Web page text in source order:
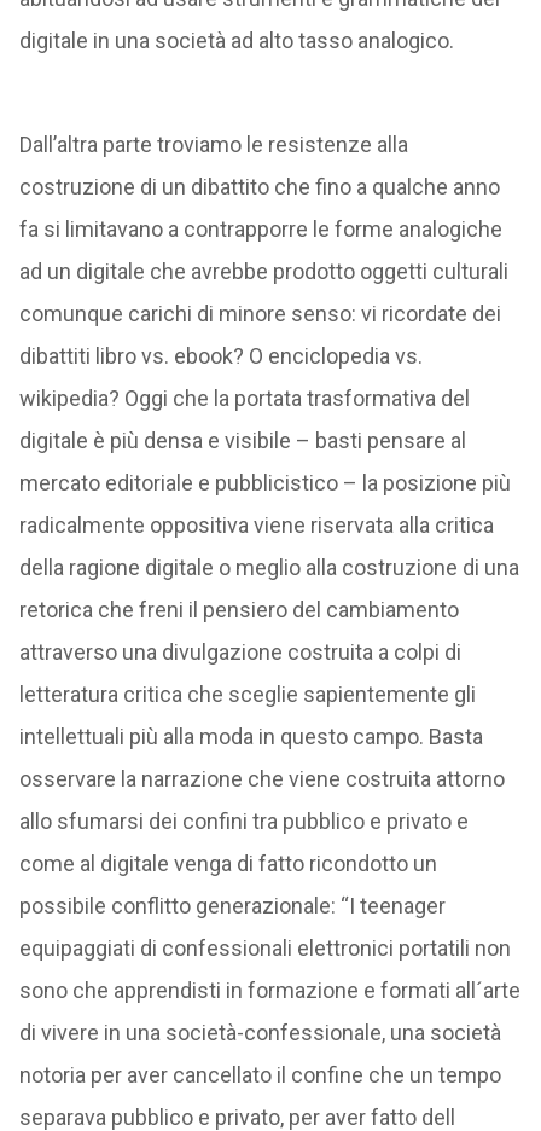
digitale in una società ad alto tasso analogico.
Dall’altra parte troviamo le resistenze alla
costruzione di un dibattito che fino a qualche anno
fa si limitavano a contrapporre le forme analogiche
ad un digitale che avrebbe prodotto oggetti culturali
comunque carichi di minore senso: vi ricordate dei
dibattiti libro vs. ebook? O enciclopedia vs.
wikipedia? Oggi che la portata trasformativa del
digitale è più densa e visibile – basti pensare al
mercato editoriale e pubblicistico – la posizione più
radicalmente oppositiva viene riservata alla critica
della ragione digitale o meglio alla costruzione di una
retorica che freni il pensiero del cambiamento
attraverso una divulgazione costruita a colpi di
letteratura critica che sceglie sapientemente gli
intellettuali più alla moda in questo campo. Basta
osservare la narrazione che viene costruita attorno
allo sfumarsi dei confini tra pubblico e privato e
come al digitale venga di fatto ricondotto un
possibile conflitto generazionale: “I teenager
equipaggiati di confessionali elettronici portatili non
sono che apprendisti in formazione e formati all´arte
di vivere in una società-confessionale, una società
notoria per aver cancellato il confine che un tempo
separava pubblico e privato, per aver fatto dell